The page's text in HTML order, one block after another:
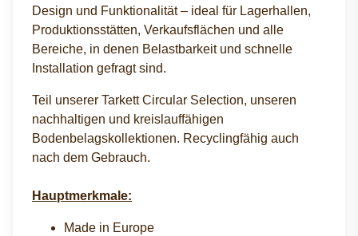
Design und Funktionalität – ideal für Lagerhallen,
Produktionsstätten, Verkaufsflächen und alle
Bereiche, in denen Belastbarkeit und schnelle
Installation gefragt sind.
Teil unserer Tarkett Circular Selection, unseren
nachhaltigen und kreislauffähigen
Bodenbelagskollektionen. Recyclingfähig auch
nach dem Gebrauch.
Hauptmerkmale:
Made in Europe